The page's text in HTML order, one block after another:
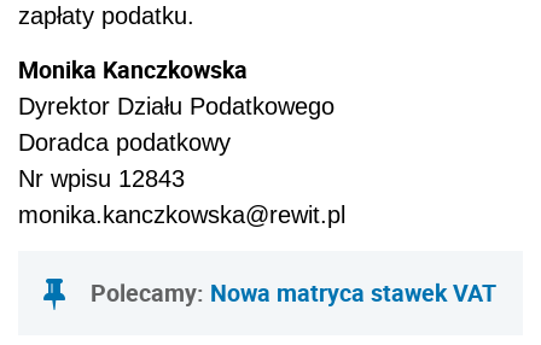
zapłaty podatku.
Monika Kanczkowska
Dyrektor Działu Podatkowego
Doradca podatkowy
Nr wpisu 12843
monika.kanczkowska@rewit.pl
Polecamy: Nowa matryca stawek VAT